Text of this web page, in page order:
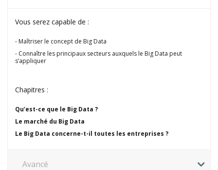
Vous serez capable de :
Maîtriser le concept de Big Data
Connaître les principaux secteurs auxquels le Big Data peut
s’appliquer
Chapitres :
Qu’est-ce que le Big Data ?
Le marché du Big Data
Le Big Data concerne-t-il toutes les entreprises ?
Avancé